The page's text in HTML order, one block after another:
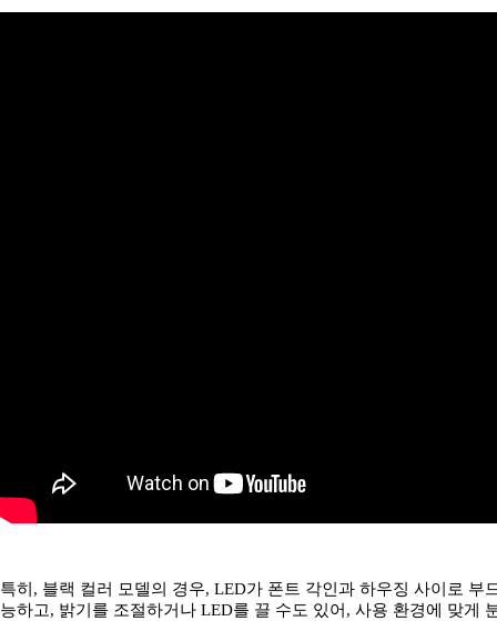
특히, 블랙 컬러 모델의 경우, LED가 폰트 각인과 하우징 사이로
능하고, 밝기를 조절하거나 LED를 끌 수도 있어, 사용 환경에 맞게